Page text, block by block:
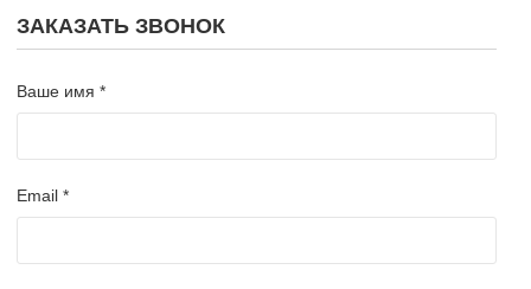
ЗАКАЗАТЬ ЗВОНОК
Ваше имя *
Email *